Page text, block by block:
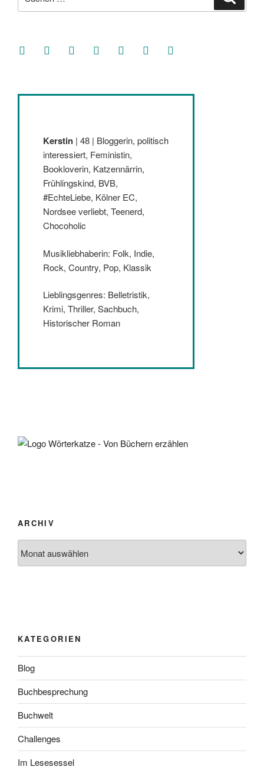
nach:
facebooksoundcloud
twitter mastodoninstagramthreads goodreads
Kerstin | 48 | Bloggerin, politisch
interessiert, Feministin,
Bookloverin, Katzennärrin,
Frühlingskind, BVB,
#EchteLiebe, Kölner EC,
Nordsee verliebt, Teenerd,
Chocoholic
Musikliebhaberin: Folk, Indie,
Rock, Country, Pop, Klassik
Lieblingsgenres: Belletristik,
Krimi, Thriller, Sachbuch,
Historischer Roman
ARCHIV
KATEGORIEN
Blog
Buchbesprechung
Buchwelt
Challenges
Im Lesesessel